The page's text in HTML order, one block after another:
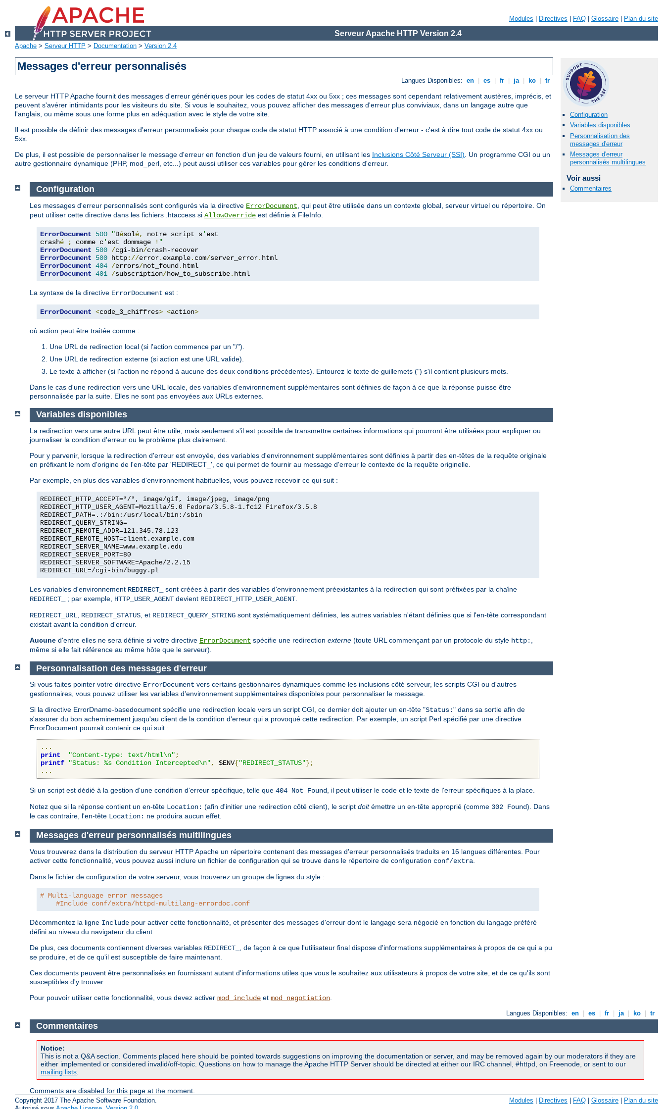
Modules Directives FAQ Glossaire Plan du site
Serveur Apache HTTP Version 2.4
Apache > Serveur HTTP > Documentation > Version 2.4
Messages d'erreur personnalisés
Langues Disponibles: en es fr ja ko tr
Le serveur HTTP Apache fournit des messages d'erreur génériques pour les codes de statut 4xx ou 5xx ; ces messages sont cependant relativement austères, imprécis, et
peuvent s'avérer intimidants pour les visiteurs du site. Si vous le souhaitez, vous pouvez afficher des messages d'erreur plus conviviaux, dans un langage autre que
l'anglais, ou même sous une forme plus en adéquation avec le style de votre site.
Il est possible de définir des messages d'erreur personnalisés pour chaque code de statut HTTP associé à une condition d'erreur - c'est à dire tout code de statut 4xx ou
5xx.
De plus, il est possible de personnaliser le message d'erreur en fonction d'un jeu de valeurs fourni, en utilisant les Inclusions Côté Serveur (SSI). Un programme CGI ou un
autre gestionnaire dynamique (PHP, mod_perl, etc...) peut aussi utiliser ces variables pour gérer les conditions d'erreur.
Configuration
Variables disponibles
Personnalisation des
messages d'erreur
Messages d'erreur
personnalisés multilingues
Voir aussi
Commentaires
Configuration
Les messages d'erreur personnalisés sont configurés via la directive ErrorDocument , qui peut être utilisée dans un contexte global, serveur virtuel ou répertoire. On
peut utiliser cette directive dans les fichiers .htaccess si AllowOverride est définie à FileInfo.
ErrorDocument 500 "Désolé, notre script s' est
crashé ; comme c' est dommage ! "
ErrorDocument
500 /cgi-bin/
ErrorDocument
500 http://error. example. com/server_error.
ErrorDocument 404 /errors/not_found .
ErrorDocument 401 /subscription/how_to_subscribe. html
La syntaxe de la directive ErrorDocument est :
ErrorDocument <code_3_chiffres> <action>
où action peut être traitée comme :
Une URL de redirection local (si l'action commence par un "/").
Une URL de redirection externe (si action est une URL valide).
Le texte à afficher (si l'action ne répond à aucune des deux conditions précédentes). Entourez le texte de guillemets (") s'il contient plusieurs mots.
Dans le cas d'une redirection vers une URL locale, des variables d'environnement supplémentaires sont définies de façon à ce que la réponse puisse être
personnalisée par la suite. Elles ne sont pas envoyées aux URLs externes.
Variables disponibles
La redirection vers une autre URL peut être utile, mais seulement s'il est possible de transmettre certaines informations qui pourront être utilisées pour expliquer ou
journaliser la condition d'erreur ou le problème plus clairement.
Pour y parvenir, lorsque la redirection d'erreur est envoyée, des variables d'environnement supplémentaires sont définies à partir des en-têtes de la requête originale
en préfixant le nom d'origine de l'en-tête par 'REDIRECT_', ce qui permet de fournir au message d'erreur le contexte de la requête originelle.
Par exemple, en plus des variables d'environnement habituelles, vous pouvez recevoir ce qui suit :
REDIRECT_HTTP_ACCEPT=*/*, image/gif, image/jpeg, image/png
REDIRECT_HTTP_USER_AGENT=Mozilla/5.0 Fedora/3.5.8-1.fc12 Firefox/3.5.8
REDIRECT_PATH=.:/bin:/usr/local/bin:/sbin
REDIRECT_QUERY_STRING=
REDIRECT_REMOTE_ADDR=121.345.78.123
REDIRECT_REMOTE_HOST=client.example.com
REDIRECT_SERVER_NAME=www.example.edu
REDIRECT_SERVER_PORT=80
REDIRECT_SERVER_SOFTWARE=Apache/2.2.15
REDIRECT_URL=/cgi-bin/buggy.pl
Les variables d'environnement REDIRECT_
sont créées à partir des variables d'environnement préexistantes à la redirection qui sont préfixées par la chaîne
REDIRECT_
; par exemple, HTTP_USER_AGENT devient REDIRECT_HTTP_USER_AGENT
REDIRECT_URL REDIRECT_STATUS , et REDIRECT_QUERY_STRING sont systématiquement définies, les autres variables n'étant définies que si l'en-tête correspondant
existait avant la condition d'erreur.
Aucune d'entre elles ne sera définie si votre directive ErrorDocument spécifie une redirection externe (toute URL commençant par un protocole du style http:
même si elle fait référence au même hôte que le serveur).
Personnalisation des messages d'erreur
Si vous faites pointer votre directive ErrorDocument vers certains gestionnaires dynamiques comme les inclusions côté serveur, les scripts CGI ou d'autres
gestionnaires, vous pouvez utiliser les variables d'environnement supplémentaires disponibles pour personnaliser le message.
Si la directive ErrorDname-basedocument spécifie une redirection locale vers un script CGI, ce dernier doit ajouter un en-tête "Status:" dans sa sortie afin de
s'assurer du bon acheminement jusqu'au client de la condition d'erreur qui a provoqué cette redirection. Par exemple, un script Perl spécifié par une directive
ErrorDocument pourrait contenir ce qui suit :
...
print
"Content-type: text/html\n";
printf
"Status: %s Condition Intercepted\n", $ENV{"REDIRECT_STATUS"};
...
Si un script est dédié à la gestion d'une condition d'erreur spécifique, telle que 404 Not Found, il peut utiliser le code et le texte de l'erreur spécifiques à la place.
Notez que si la réponse contient un en-tête Location: (afin d'initier une redirection côté client), le script doitémettre un en-tête approprié (comme 302 Found). Dans
le cas contraire, l'en-tête Location: ne produira aucun effet.
Messages d'erreur personnalisés multilingues
Vous trouverez dans la distribution du serveur HTTP Apache un répertoire contenant des messages d'erreur personnalisés traduits en 16 langues différentes. Pour
activer cette fonctionnalité, vous pouvez aussi inclure un fichier de configuration qui se trouve dans le répertoire de configuration conf/extra
Dans le fichier de configuration de votre serveur, vous trouverez un groupe de lignes du style :
# Multi-language error messages
#Include conf/extra/httpd-multilang-errordoc.conf
Décommentez la ligne Include pour activer cette fonctionnalité, et présenter des messages d'erreur dont le langage sera négocié en fonction du langage préféré
défini au niveau du navigateur du client.
De plus, ces documents contiennent diverses variables REDIRECT_
, de façon à ce que l'utilisateur final dispose d'informations supplémentaires à propos de ce qui a pu
se produire, et de ce qu'il est susceptible de faire maintenant.
Ces documents peuvent être personnalisés en fournissant autant d'informations utiles que vous le souhaitez aux utilisateurs à propos de votre site, et de ce qu'ils sont
susceptibles d'y trouver.
Pour pouvoir utiliser cette fonctionnalité, vous devez activer mod_include et mod_negotiation
Langues Disponibles: en es fr ja ko tr
Commentaires
Notice:
This is not a Q&A section. Comments placed here should be pointed towards suggestions on improving the documentation or server, and may be removed again by our moderators if they are
either implemented or considered invalid/off-topic. Questions on how to manage the Apache HTTP Server should be directed at either our IRC channel, #httpd, on Freenode, or sent to our
mailing lists
Comments are disabled for this page at the moment.
Copyright 2017 The Apache Software Foundation.
Modules | Directives | FAQ | Glossaire | Plan du site